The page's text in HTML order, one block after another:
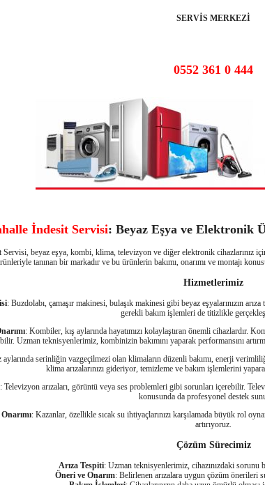
SERVİS MERKEZİ
0552 361 0 444
İndesit Servisi: Beyaz Eşya ve Elektronik
Servisi, beyaz eşya, kombi, klima, televizyon ve diğer elektronik cihazlarınız
tanınan bir markadır ve bu ürünlerin bakımı, onarımı ve montajı
Hizmetlerimiz
: Buzdolabı, çamaşır makinesi, bulaşık makinesi gibi beyaz eşyalarınızın
gerekli bakım işlemleri de titizlikle
: Kombiler, kış aylarında hayatımızı kolaylaştıran önemli cihazlardır.
Uzman teknisyenlerimiz, kombinizin bakımını yaparak performansını
aylarında serinliğin vazgeçilmezi olan klimaların düzenli bakımı, enerji
klima arızalarınızı gideriyor, temizleme ve bakım işlemlerini
: Televizyon arızaları, görüntü veya ses problemleri gibi sorunları içerebilir.
konusunda da profesyonel destek
: Kazanlar, özellikle sıcak su ihtiyaçlarınızı karşılamada büyük rol
artırıyoruz.
Çözüm Sürecimiz
Arıza Tespiti: Uzman teknisyenlerimiz, cihazınızdaki sorunu
Öneri ve Onarım: Belirlenen arızalara uygun çözüm önerileri